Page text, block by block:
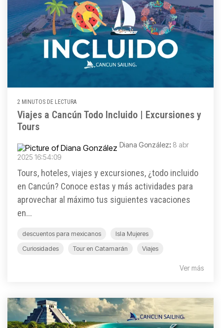
2 MINUTOS DE LECTURA
Viajes a Cancún Todo Incluido | Excursiones y
Tours
Diana González: 8 abr
2025 16:54:09
Tours, hoteles, viajes y excursiones, ¿todo incluido
en Cancún? Conoce estas y más actividades para
aprovechar al máximo tus siguientes vacaciones
en...
descuentos para mexicanos
Isla Mujeres
Curiosidades
Tour en Catamarán Viajes
Ver más